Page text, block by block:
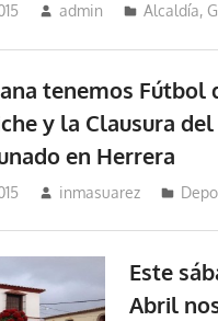
admin Alcaldía,
tenemos Fútbol
y la Clausura
en Herrera
inmasuarez
Este
Abril